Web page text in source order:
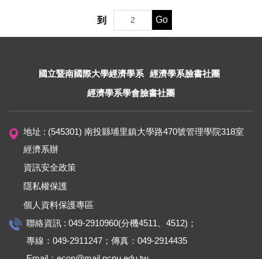
到 Go
國立暨南國際大學經濟學系 經濟學系臉書社團
經濟學系學會臉書社團
地址 : (545301) 南投縣埔里鎮大學路470號管理學院318室
經濟系辦
資訊安全政策
隱私權保護
個人資料保護專區
聯絡資訊 : 049-2910960(分機4511、4512)；
專線：049-2911247；傳真：049-2914435